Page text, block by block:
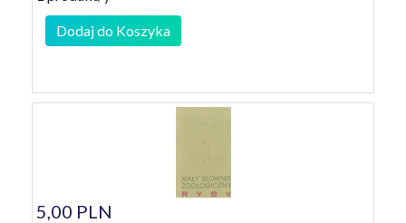
Dodaj do Koszyka
5,00 PLN